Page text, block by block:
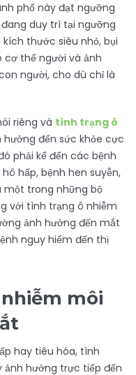
phố này đạt ngưỡng
đang duy trì tại ngưỡng
thước siêu nhỏ, bụi
thể người và ảnh
người, cho dù chỉ là
riêng và tình trạng ô
hưởng đến sức khỏe cực
phải kể đến các bệnh
hấp, bệnh hen suyễn,
một trong những bộ
với tình trạng ô nhiễm
ảnh hưởng đến mắt
nguy hiểm đến thị
môi
hay tiêu hóa, tình
hưởng trực tiếp đến